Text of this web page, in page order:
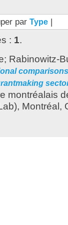
par Type |
: 1.
; Rabinowitz-
montréalais
Montréal,